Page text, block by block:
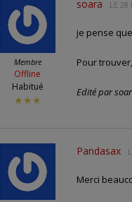
Membre
Offline
Habitué
★★★
soara LE 28
je pense
Pour
Edité par
Pandasax
Merci